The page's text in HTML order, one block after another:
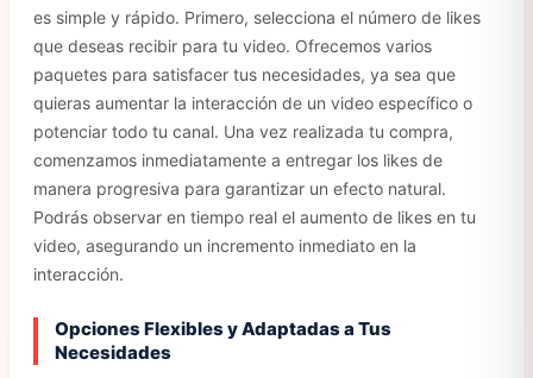
es simple y rápido. Primero, selecciona el número de likes
que deseas recibir para tu video. Ofrecemos varios
paquetes para satisfacer tus necesidades, ya sea que
quieras aumentar la interacción de un video específico o
potenciar todo tu canal. Una vez realizada tu compra,
comenzamos inmediatamente a entregar los likes de
manera progresiva para garantizar un efecto natural.
Podrás observar en tiempo real el aumento de likes en tu
video, asegurando un incremento inmediato en la
interacción.
Opciones Flexibles y Adaptadas a Tus
Necesidades